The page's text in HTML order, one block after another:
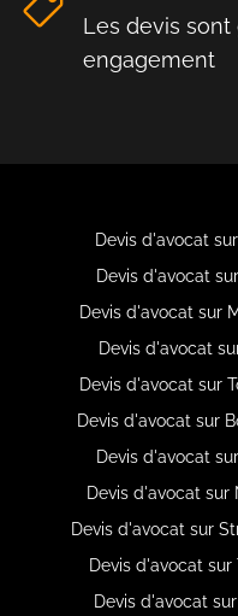
Les devis sont
engagement
Devis d'avocat
Devis d'avocat
Devis d'avocat sur
Devis d'avocat
Devis d'avocat sur
Devis d'avocat sur
Devis d'avocat
Devis d'avocat sur
Devis d'avocat sur
Devis d'avocat sur
Devis d'avocat